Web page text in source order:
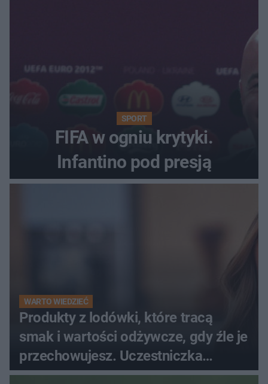
SPORT
FIFA w ogniu krytyki.
Infantino pod presją
WARTO WIEDZIEĆ
Produkty z lodówki, które tracą
smak i wartości odżywcze, gdy źle je
przechowujesz. Uczestniczka
"MasterChefa"